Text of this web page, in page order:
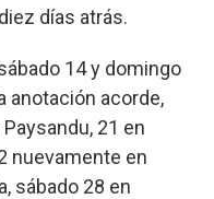
días atrás.
14 y domingo
anotación acorde,
21 en
nuevamente en
sábado 28 en